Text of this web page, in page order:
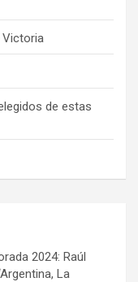
Victoria
de estas
2024: Raúl
La